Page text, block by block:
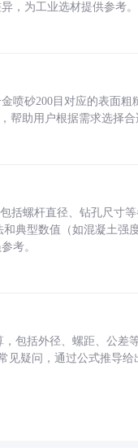
，为工业选材提供参考。
喷砂200目对应的表面粗
帮助用户根据需求选择合
括螺杆直径、钻孔尺寸
典型数值（如混凝土强
考。
包括外径、螺距、公差
见疑问，通过公式推导